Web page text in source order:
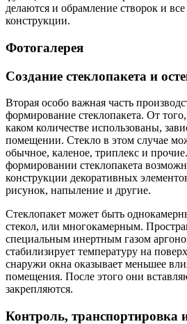
делаются и обрамление створок и
конструкции.
Фотогалерея
Создание стеклопакета и
Вторая особо важная часть
формирование стеклопакета. От
каком количестве использованы,
помещении. Стекло в этом случае
обычное, каленое, триплекс и
формировании стеклопакета
конструкции декоративных
рисунок, напыление и другие.
Стеклопакет может быть
стекол, или многокамерным.
специальным инертным газом
стабилизирует температуру на
снаружи окна оказывает меньшее
помещения. После этого они
закрепляются.
Контроль, транспортировка